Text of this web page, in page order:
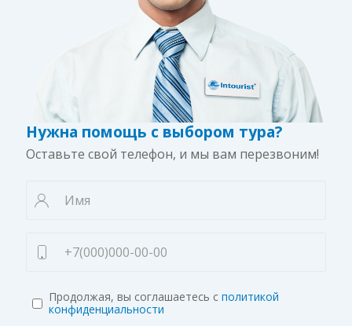
Нужна помощь с выбором тура?
Оставьте свой телефон, и мы вам перезвоним!
Продолжая, вы соглашаетесь с политикой
конфиденциальности